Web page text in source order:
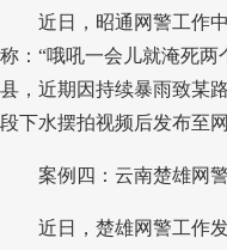
近日，昭通网警工作中
称：“哦吼一会儿就淹死
县，近期因持续暴雨致某
段下水摆拍视频后发布至
案例四：云南楚雄网
近日，楚雄网警工作发